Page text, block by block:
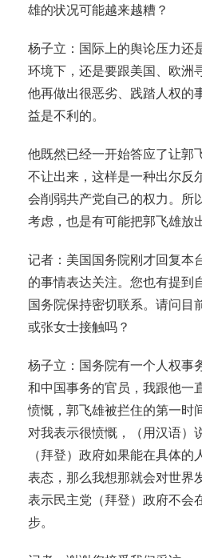
雄的状况可能越来越糟？
杨子立：国际上的舆论压力还
环境下，还是要跟美国、欧洲
他再做出很恶劣、践踏人权的
益是不利的。
他既然已经一开始答应了让郭
不让出来，这样是一种出尔反
会削弱共产党自己的权力。所
考虑，也是有可能把郭飞雄放
记者：美国国务院刚才回复本
的事情表达关注。您也有提到
国务院保持密切联系。请问目
或张女士接触吗？
杨子立：国务院有一个人权事
和中国事务的官员，我跟他一
愤慨，郭飞雄被拦住的第一时
对我表示很愤慨，（用汉语）
（拜登）政府如果能在具体
表态，那么我想那就会对世界
表示民主党（拜登）政府不会
步。